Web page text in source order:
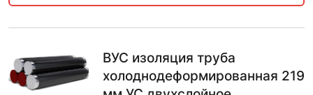
ВУС изоляция труба
холоднодеформированная 219